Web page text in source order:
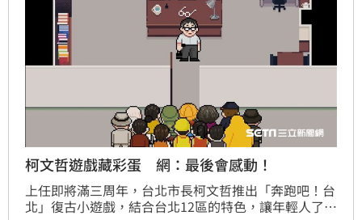
柯文哲遊戲藏彩蛋 網：最後會感動！
上任即將滿三周年，台北市長柯文哲推出「奔跑吧！台
北」復古小遊戲，結合台北12區的特色，讓年輕人了解